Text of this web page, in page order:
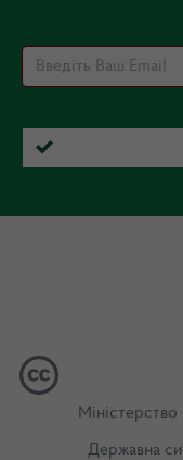
Міністерство
Державна